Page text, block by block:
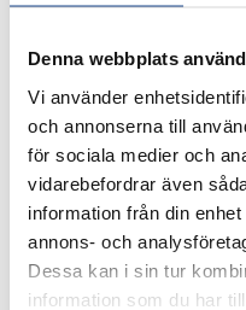
Denna webbplats
Vi använder
och annonserna till
för sociala medier och
vidarebefordrar även
information från din
annons- och
Dessa kan i sin tur
information som du har
applikationer med höga
energiförluster, lägre
samtidigt som den är enkel
Lösningen är kundanpassad
media och kan utformas för
utomhusinstallationer.
Isoleringen finns i olika
exempelvis:
FTB isoleringsmatta för